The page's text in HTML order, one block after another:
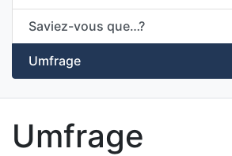
Saviez-vous que…?
Umfrage
Umfrage